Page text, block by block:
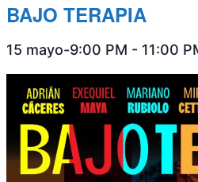
BAJO TERAPIA
15 mayo-9:00 PM - 11:00